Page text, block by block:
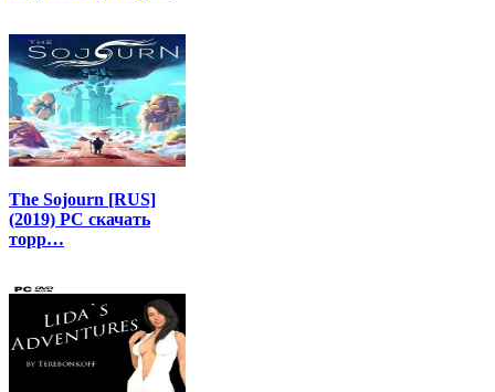
The Sojourn [RUS]
(2019) PC скачать
торр…